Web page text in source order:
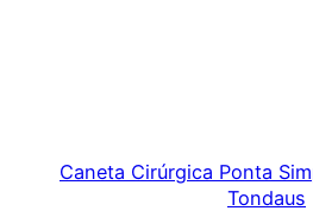
Caneta Cirúrgica Ponta
Tondaus